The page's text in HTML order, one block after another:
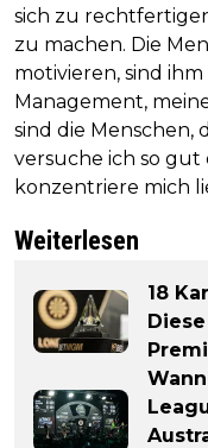
sich zu
zu machen. Die
motivieren, sind ihm
Management,
sind die Menschen,
versuche ich so gut
konzentriere mich
Weiterlesen
18